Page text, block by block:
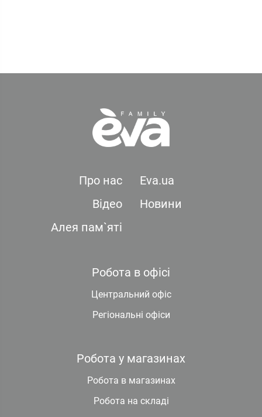
Про нас
Eva.ua
Відео
Новини
Алея пам`яті
Робота в офісі
Центральний офіс
Регіональні офіси
Робота у магазинах
Робота в магазинах
Робота на складі